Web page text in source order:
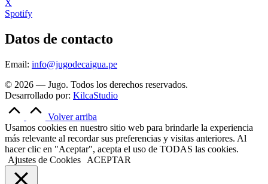
X
Spotify
Datos de contacto
Email: info@jugodecaigua.pe
© 2026 — Jugo. Todos los derechos reservados.
Desarrollado por: KilcaStudio
Volver arriba
Usamos cookies en nuestro sitio web para brindarle la experiencia
más relevante al recordar sus preferencias y visitas anteriores. Al
hacer clic en "Aceptar", acepta el uso de TODAS las cookies.
Ajustes de Cookies
ACEPTAR